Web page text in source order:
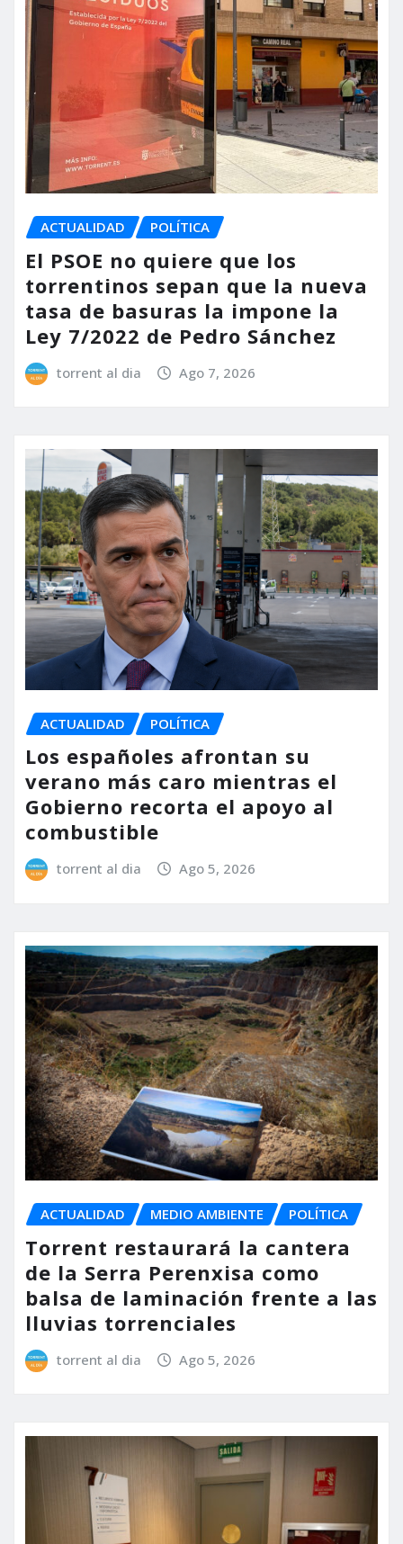
ACTUALIDAD POLÍTICA
El PSOE no quiere que los
torrentinos sepan que la nueva
tasa de basuras la impone la
Ley 7/2022 de Pedro Sánchez
torrent al dia Ago 7, 2026
ACTUALIDAD POLÍTICA
Los españoles afrontan su
verano más caro mientras el
Gobierno recorta el apoyo al
combustible
torrent al dia Ago 5, 2026
ACTUALIDAD MEDIO AMBIENTE POLÍTICA
Torrent restaurará la cantera
de la Serra Perenxisa como
balsa de laminación frente a las
lluvias torrenciales
torrent al dia Ago 5, 2026